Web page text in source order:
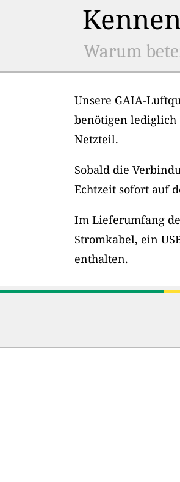
Warum
Unsere GAIA-
benötigen lediglich
Netzteil.
Sobald die
Echtzeit sofort auf
Im Lieferumfang
Stromkabel, ein
enthalten.